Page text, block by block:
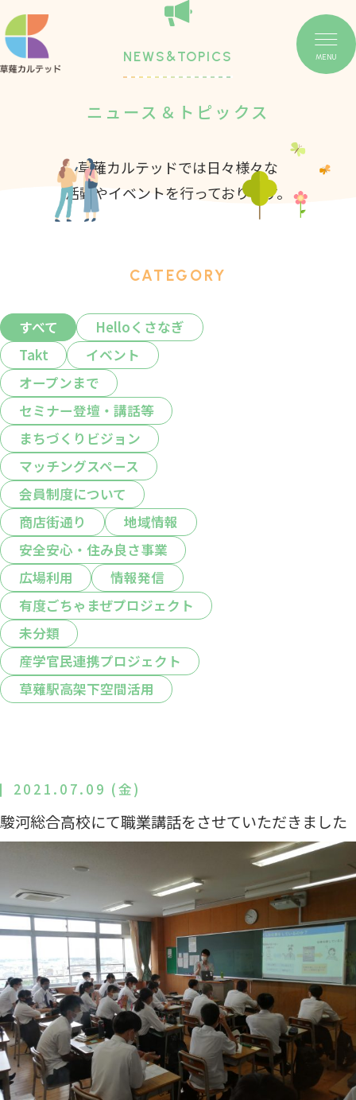
MENU
NEWS&TOPICS
ニュース＆トピックス
草薙カルテッドでは日々様々な
活動やイベントを行っております。
CATEGORY
すべて
Helloくさなぎ
Takt
イベント
オープンまで
セミナー登壇・講話等
まちづくりビジョン
マッチングスペース
会員制度について
商店街通り
地域情報
安全安心・住み良さ事業
広場利用
情報発信
有度ごちゃまぜプロジェクト
未分類
産学官民連携プロジェクト
草薙駅高架下空間活用
2021.07.09 (金)
駿河総合高校にて職業講話をさせていただきました